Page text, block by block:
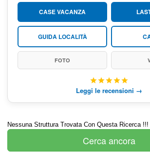
CASE VACANZA
GUIDA LOCALITÀ
FOTO
Leggi le recensioni →
Nessuna Struttura Trovata Con Questa Ricerca !!!
Cerca ancora